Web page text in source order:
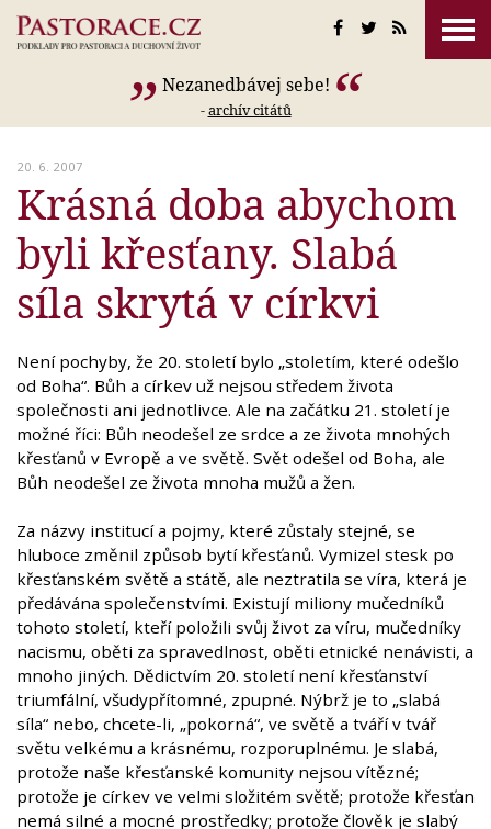
Nezanedbávej sebe!
-archív citátů
20. 6. 2007
Krásná doba abychom
byli křesťany. Slabá
síla skrytá v církvi
Není pochyby, že 20. století bylo „stoletím, které odešlo
od Boha“. Bůh a církev už nejsou středem života
společnosti ani jednotlivce. Ale na začátku 21. století je
možné říci: Bůh neodešel ze srdce a ze života mnohých
křesťanů v Evropě a ve světě. Svět odešel od Boha, ale
Bůh neodešel ze života mnoha mužů a žen.
Za názvy institucí a pojmy, které zůstaly stejné, se
hluboce změnil způsob bytí křesťanů. Vymizel stesk po
křesťanském světě a státě, ale neztratila se víra, která je
předávána společenstvími. Existují miliony mučedníků
tohoto století, kteří položili svůj život za víru, mučedníky
nacismu, oběti za spravedlnost, oběti etnické nenávisti, a
mnoho jiných. Dědictvím 20. století není křesťanství
triumfální, všudypřítomné, zpupné. Nýbrž je to „slabá
síla“ nebo, chcete-li, „pokorná“, ve světě a tváří v tvář
světu velkému a krásnému, rozporuplnému. Je slabá,
protože naše křesťanské komunity nejsou vítězné;
protože je církev ve velmi složitém světě; protože křesťan
nemá silné a mocné prostředky; protože člověk je slabý